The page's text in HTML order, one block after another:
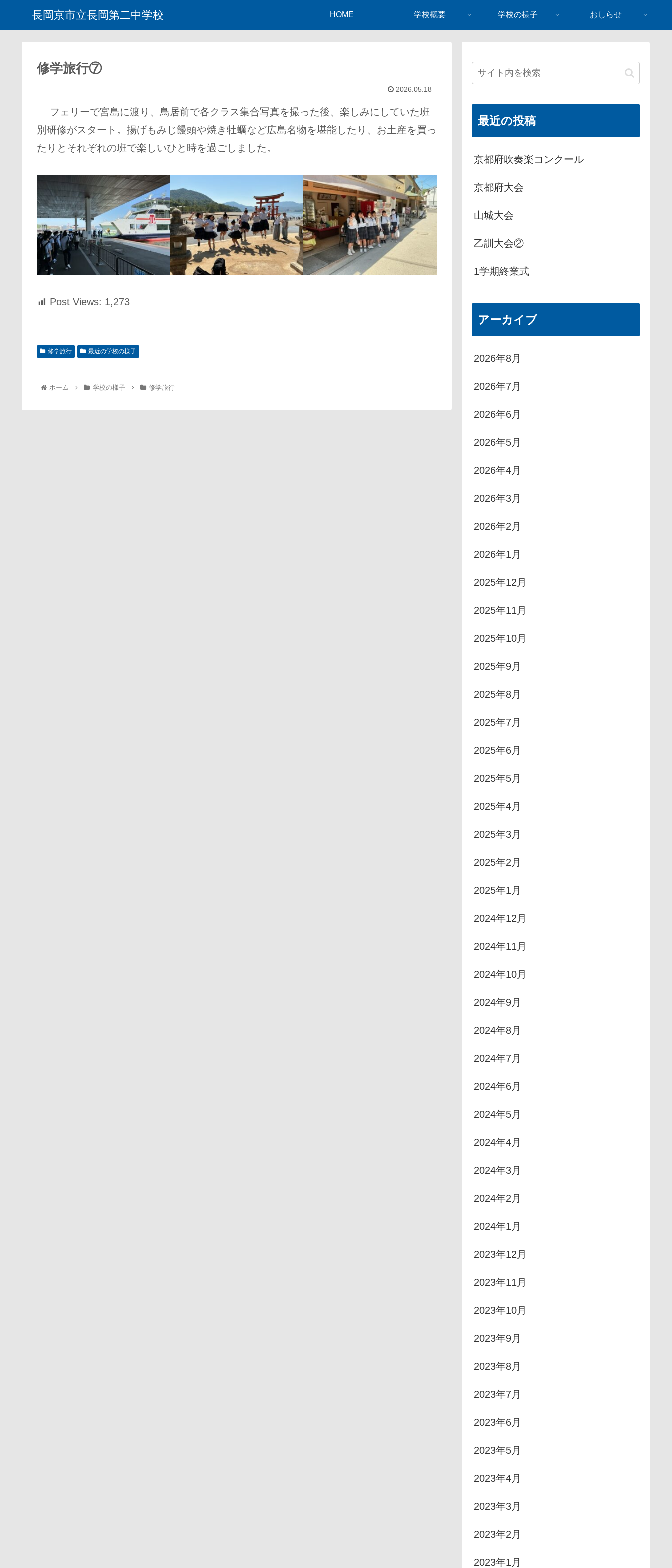
長岡京市立長岡第二中学校 HOME 学校概要 学校の様子 おしらせ
修学旅行⑦
2026.05.18
フェリーで宮島に渡り、鳥居前で各クラス集合写真を撮った後、楽しみにしていた班
別研修がスタート。揚げもみじ饅頭や焼き牡蠣など広島名物を堪能したり、お土産を買っ
たりとそれぞれの班で楽しいひと時を過ごしました。
Post Views: 1,273
修学旅行 最近の学校の様子
ホーム 学校の様子 修学旅行
最近の投稿
京都府吹奏楽コンクール
京都府大会
山城大会
乙訓大会②
1学期終業式
アーカイブ
2026年8月
2026年7月
2026年6月
2026年5月
2026年4月
2026年3月
2026年2月
2026年1月
2025年12月
2025年11月
2025年10月
2025年9月
2025年8月
2025年7月
2025年6月
2025年5月
2025年4月
2025年3月
2025年2月
2025年1月
2024年12月
2024年11月
2024年10月
2024年9月
2024年8月
2024年7月
2024年6月
2024年5月
2024年4月
2024年3月
2024年2月
2024年1月
2023年12月
2023年11月
2023年10月
2023年9月
2023年8月
2023年7月
2023年6月
2023年5月
2023年4月
2023年3月
2023年2月
2023年1月